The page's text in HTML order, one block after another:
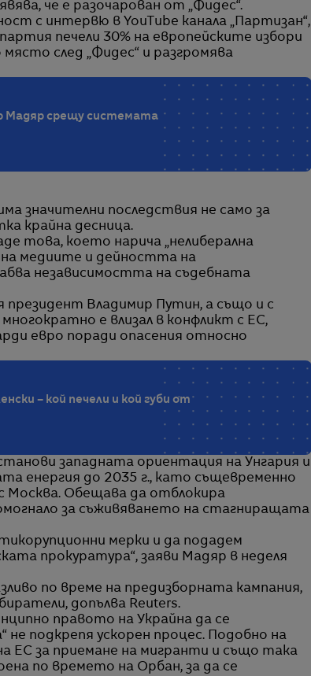
че е разочарован от „Фидес“.
с интервю в YouTube канала „Партизан“,
печели 30% на европейските избори
след „Фидес“ и разгромява
Мадяр срещу системата
значителни последствия не само за
крайна десница.
това, което нарича „нелиберална
на медиите и дейността на
независимостта на съдебната
президент Владимир Путин, а също и с
е влизал в конфликт с ЕС,
евро поради опасения относно
– кой печели и кой губи от
западната ориентация на Унгария и
енергия до 2035 г., като същевременно
Москва. Обещава да отблокира
за съживяването на стагниращата
мерки и да подадем
прокуратура“, заяви Мадяр в неделя
по време на предизборната кампания,
допълва Reuters.
правото на Украйна да се
не подкрепя ускорен процес. Подобно на
ЕС за приемане на мигранти и също така
по времето на Орбан, за да се